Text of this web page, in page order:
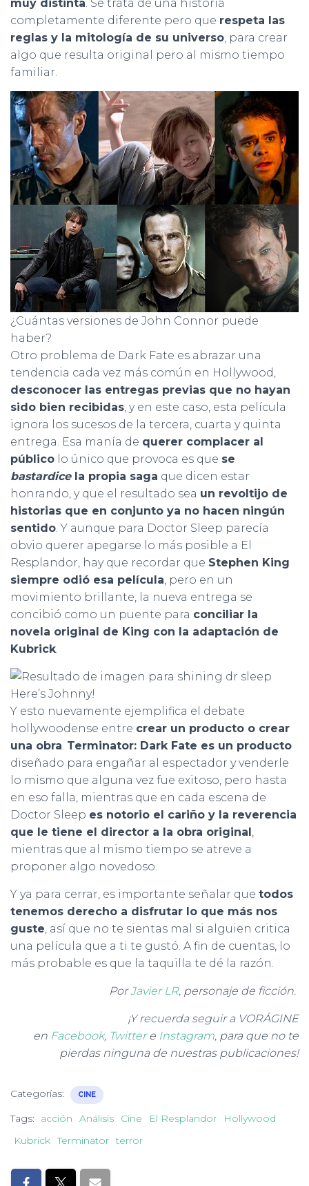
muy distinta. Se trata de una historia
completamente diferente pero que respeta las
reglas y la mitología de su universo, para crear
algo que resulta original pero al mismo tiempo
familiar.
¿Cuántas versiones de John Connor puede
haber?
Otro problema de Dark Fate es abrazar una
tendencia cada vez más común en Hollywood,
desconocer las entregas previas que no hayan
sido bien recibidas, y en este caso, esta película
ignora los sucesos de la tercera, cuarta y quinta
entrega. Esa manía de querer complacer al
público lo único que provoca es que se
bastardicela propia saga que dicen estar
honrando, y que el resultado sea un revoltijo de
historias que en conjunto ya no hacen ningún
sentido. Y aunque para Doctor Sleep parecía
obvio querer apegarse lo más posible a El
Resplandor, hay que recordar que Stephen King
siempre odió esa película, pero en un
movimiento brillante, la nueva entrega se
concibió como un puente para conciliar la
novela original de King con la adaptación de
Kubrick.
Here’s Johnny!
Y esto nuevamente ejemplifica el debate
hollywoodense entre crear un producto o crear
una obra. Terminator: Dark Fate es un producto
diseñado para engañar al espectador y venderle
lo mismo que alguna vez fue exitoso, pero hasta
en eso falla, mientras que en cada escena de
Doctor Sleep es notorio el cariño y la reverencia
que le tiene el director a la obra original,
mientras que al mismo tiempo se atreve a
proponer algo novedoso.
Y ya para cerrar, es importante señalar que todos
tenemos derecho a disfrutar lo que más nos
guste, así que no te sientas mal si alguien critica
una película que a ti te gustó. A fin de cuentas, lo
más probable es que la taquilla te dé la razón.
PorJavier LR, personaje de ficción.
¡Y recuerda seguir a VORÁGINE
en Facebook, Twittere Instagram, para que no te
pierdas ninguna de nuestras publicaciones!
Categorías: CINE
Tags: acción Análisis Cine El Resplandor
Hollywood
Kubrick Terminator terror